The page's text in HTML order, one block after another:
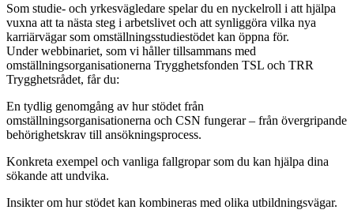
Som studie- och yrkesvägledare spelar du en nyckelroll i att hjälpa
vuxna att ta nästa steg i arbetslivet och att synliggöra vilka nya
karriärvägar som omställningsstudiestödet kan öppna för.
Under webbinariet, som vi håller tillsammans med
omställningsorganisationerna Trygghetsfonden TSL och TRR
Trygghetsrådet, får du:
En tydlig genomgång av hur stödet från
omställningsorganisationerna och CSN fungerar – från övergripande
behörighetskrav till ansökningsprocess.
Konkreta exempel och vanliga fallgropar som du kan hjälpa dina
sökande att undvika.
Insikter om hur stödet kan kombineras med olika utbildningsvägar.